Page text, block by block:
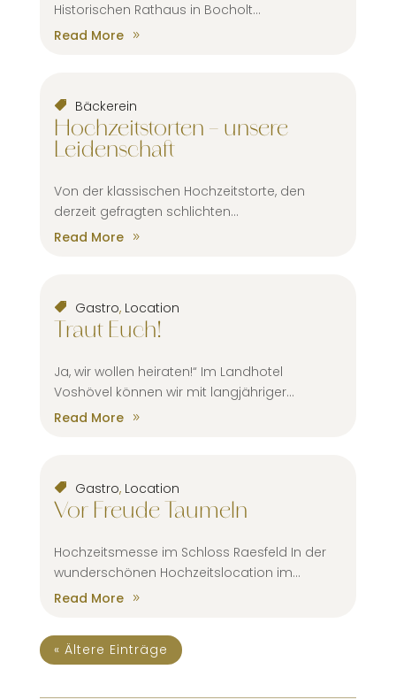
Historischen Rathaus in Bocholt...
Read More
Bäckerein
Hochzeitstorten – unsere
Leidenschaft
Von der klassischen Hochzeitstorte, den
derzeit gefragten schlichten...
Read More
Gastro, Location
Traut Euch!
Ja, wir wollen heiraten!“ Im Landhotel
Voshövel können wir mit langjähriger...
Read More
Gastro, Location
Vor Freude Taumeln
Hochzeitsmesse im Schloss Raesfeld In der
wunderschönen Hochzeitslocation im...
Read More
« Ältere Einträge